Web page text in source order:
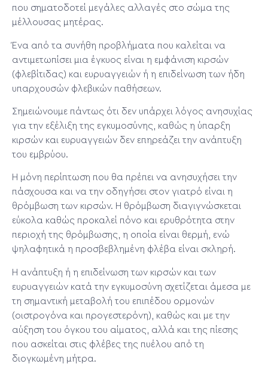
που σηματοδοτεί μεγάλες αλλαγές στο σώμα της
μέλλουσας μητέρας.
Ένα από τα συνήθη προβλήματα που καλείται να
αντιμετωπίσει μια έγκυος είναι η εμφάνιση κιρσών
(φλεβίτιδας) και ευρυαγγειών ή η επιδείνωση των ήδη
υπαρχουσών φλεβικών παθήσεων.
Σημειώνουμε πάντως ότι δεν υπάρχει λόγος ανησυχίας
για την εξέλιξη της εγκυμοσύνης, καθώς η ύπαρξη
κιρσών και ευρυαγγειών δεν επηρεάζει την ανάπτυξη
του εμβρύου.
Η μόνη περίπτωση που θα πρέπει να ανησυχήσει την
πάσχουσα και να την οδηγήσει στον γιατρό είναι η
θρόμβωση των κιρσών. Η θρόμβωση διαγιγνώσκεται
εύκολα καθώς προκαλεί πόνο και ερυθρότητα στην
περιοχή της θρόμβωσης, η οποία είναι θερμή, ενώ
ψηλαφητικά η προσβεβλημένη φλέβα είναι σκληρή.
Η ανάπτυξη ή η επιδείνωση των κιρσών και των
ευρυαγγειών κατά την εγκυμοσύνη σχετίζεται άμεσα με
τη σημαντική μεταβολή του επιπέδου ορμονών
(οιστρογόνα και προγεστερόνη), καθώς και με την
αύξηση του όγκου του αίματος, αλλά και της πίεσης
που ασκείται στις φλέβες της πυέλου από τη
διογκωμένη μήτρα.